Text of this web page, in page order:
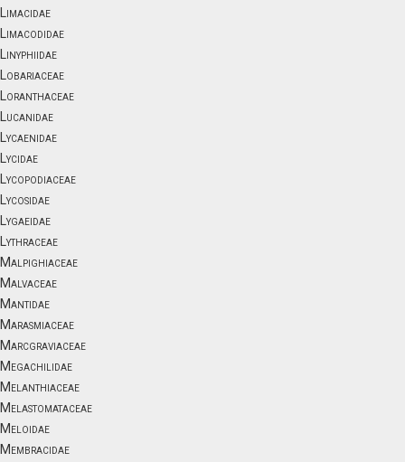
Limacidae
Limacodidae
Linyphiidae
Lobariaceae
Loranthaceae
Lucanidae
Lycaenidae
Lycidae
Lycopodiaceae
Lycosidae
Lygaeidae
Lythraceae
Malpighiaceae
Malvaceae
Mantidae
Marasmiaceae
Marcgraviaceae
Megachilidae
Melanthiaceae
Melastomataceae
Meloidae
Membracidae